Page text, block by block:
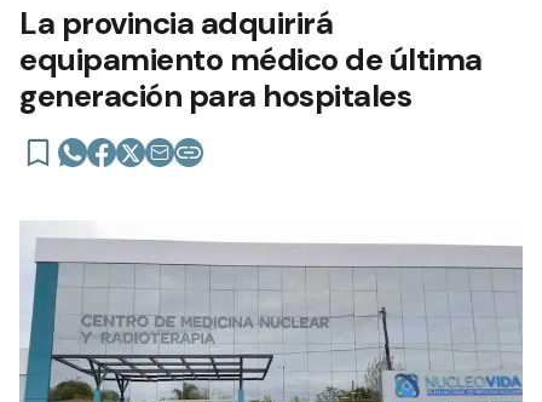
La provincia adquirirá
equipamiento médico de última
generación para hospitales